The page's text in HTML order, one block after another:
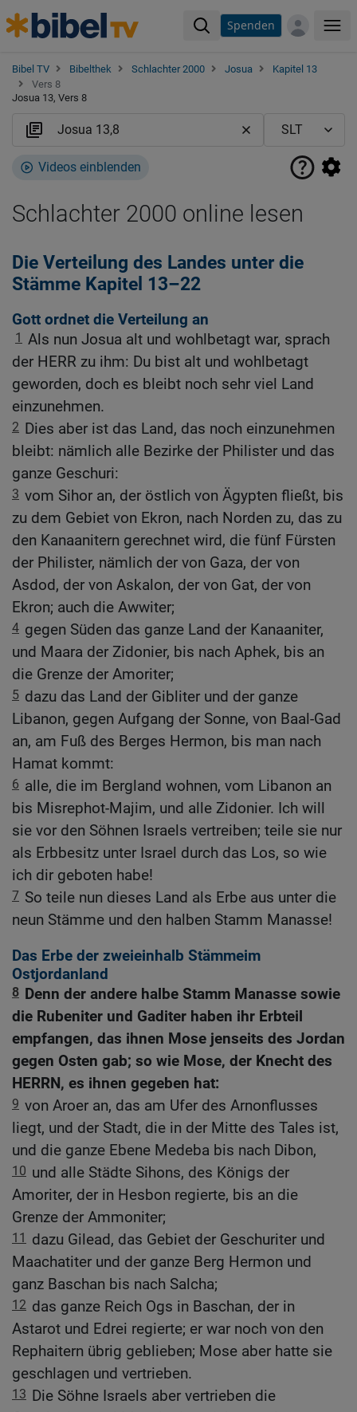
Spenden
Bibel TV Bibelthek Schlachter 2000 Josua
Kapitel 13
Vers 8
Josua 13, Vers 8
Videos einblenden
Schlachter 2000 online lesen
Die Verteilung des Landes unter die
Stämme Kapitel 13–22
Gott ordnet die Verteilung an
1 Als nun Josua alt und wohlbetagt war, sprach
der HERR zu ihm: Du bist alt und wohlbetagt
geworden, doch es bleibt noch sehr viel Land
einzunehmen.
2 Dies aber ist das Land, das noch einzunehmen
bleibt: nämlich alle Bezirke der Philister und das
ganze Geschuri:
3 vom Sihor an, der östlich von Ägypten fließt, bis
zu dem Gebiet von Ekron, nach Norden zu, das zu
den Kanaanitern gerechnet wird, die fünf Fürsten
der Philister, nämlich der von Gaza, der von
Asdod, der von Askalon, der von Gat, der von
Ekron; auch die Awwiter;
4 gegen Süden das ganze Land der Kanaaniter,
und Maara der Zidonier, bis nach Aphek, bis an
die Grenze der Amoriter;
5 dazu das Land der Gibliter und der ganze
Libanon, gegen Aufgang der Sonne, von Baal-Gad
an, am Fuß des Berges Hermon, bis man nach
Hamat kommt:
6 alle, die im Bergland wohnen, vom Libanon an
bis Misrephot-Majim, und alle Zidonier. Ich will
sie vor den Söhnen Israels vertreiben; teile sie nur
als Erbbesitz unter Israel durch das Los, so wie
ich dir geboten habe!
7 So teile nun dieses Land als Erbe aus unter die
neun Stämme und den halben Stamm Manasse!
Das Erbe der zweieinhalb Stämmeim
Ostjordanland
8 Denn der andere halbe Stamm Manasse sowie
die Rubeniter und Gaditer haben ihr Erbteil
empfangen, das ihnen Mose jenseits des Jordan
gegen Osten gab; so wie Mose, der Knecht des
HERRN, es ihnen gegeben hat:
9 von Aroer an, das am Ufer des Arnonflusses
liegt, und der Stadt, die in der Mitte des Tales ist,
und die ganze Ebene Medeba bis nach Dibon,
10 und alle Städte Sihons, des Königs der
Amoriter, der in Hesbon regierte, bis an die
Grenze der Ammoniter;
11
dazu Gilead, das Gebiet der Geschuriter und
Maachatiter und der ganze Berg Hermon und
ganz Baschan bis nach Salcha;
12 das ganze Reich Ogs in Baschan, der in
Astarot und Edrei regierte; er war noch von den
Rephaitern übrig geblieben; Mose aber hatte sie
geschlagen und vertrieben.
13 Die Söhne Israels aber vertrieben die